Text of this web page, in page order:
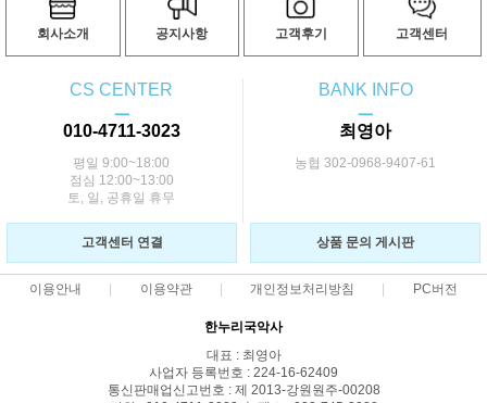
회사소개 공지사항 고객후기 고객센터
CS CENTER
ㅡ
010-4711-3023
평일 9:00~18:00
점심 12:00~13:00
토, 일, 공휴일 휴무
BANK INFO
ㅡ
최영아
농협 302-0968-9407-61
고객센터 연결 상품 문의 게시판
이용안내 이용약관 개인정보처리방침 PC버전
한누리국악사
대표 : 최영아
사업자 등록번호 : 224-16-62409
통신판매업신고번호 : 제 2013-강원원주-00208